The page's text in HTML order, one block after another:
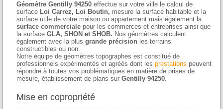
Géomètre Gentilly 94250 effectue sur votre ville le calcul de
surface Loi Carrez, Loi Boutin, mesure la surface habitable et la
surface utile de votre maison ou appartement mais également la
surface commerciale pour les commerces et entreprises ainsi que
la surfaceGLA, SHON et SHOB. Nos géomètres calculent
également avec la plusgrande précision les terrains
constructibles ou non.
Notre équipe de géomètres topographes est constitué de
professionnels expérimentés et agréés dont lesprestations peuvent
répondre à toutes vos problématiques en matière de prises de
mesure, établissement de plans surGentilly 94250.
Mise en copropriété